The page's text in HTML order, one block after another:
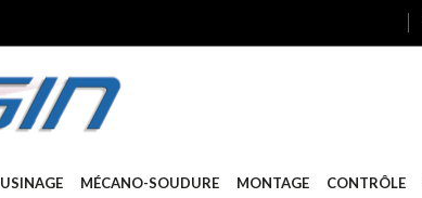
USINAGE MÉCANO-SOUDURE MONTAGE CONTRÔLE